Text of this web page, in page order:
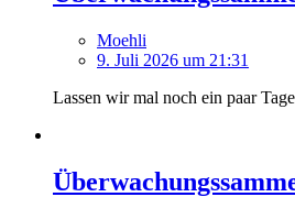
Moehli
9. Juli 2026 um 21:31
Lassen wir mal noch ein paar